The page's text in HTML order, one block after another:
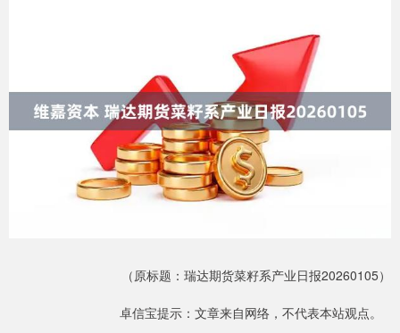
（原标题：瑞达期货菜籽系产业日报20260105）
卓信宝提示：文章来自网络，不代表本站观点。